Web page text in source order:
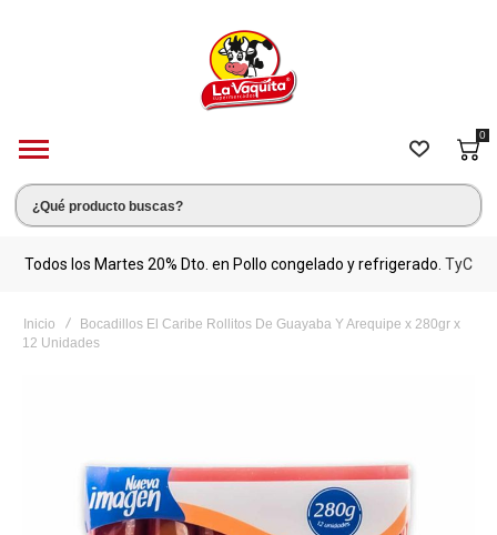
0
Todos los Martes 20% Dto. en Pollo congelado y refrigerado. TyC
Inicio
Bocadillos El Caribe Rollitos De Guayaba Y Arequipe x 280gr x
12 Unidades